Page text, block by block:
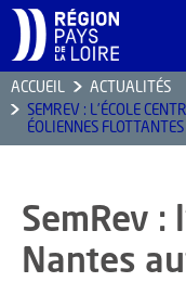
ACCUEIL
ACTUALITÉS
SEMREV : L’ÉCOLE
ÉOLIENNES FLOTTANTES
SemRev :
Nantes